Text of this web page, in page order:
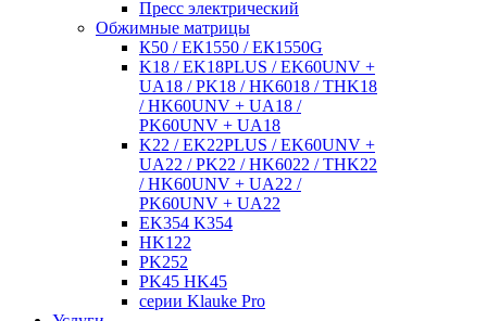
Пресс электрический
Обжимные матрицы
К50 / ЕК1550 / ЕК1550G
K18 / EK18PLUS / EK60UNV +
UA18 / PK18 / HK6018 / THK18
/ HK60UNV + UA18 /
PK60UNV + UA18
K22 / EK22PLUS / EK60UNV +
UA22 / PK22 / HK6022 / THK22
/ HK60UNV + UA22 /
PK60UNV + UA22
EK354 K354
HK122
PK252
PK45 HK45
серии Klauke Pro